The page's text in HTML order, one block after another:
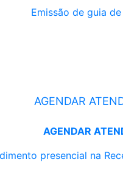
Emissão de guia
AGENDAR
AGENDAR
presencial na